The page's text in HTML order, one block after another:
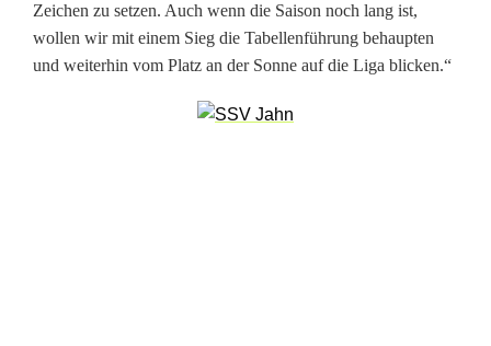
Zeichen zu setzen. Auch wenn die Saison noch lang ist,
wollen wir mit einem Sieg die Tabellenführung behaupten
und weiterhin vom Platz an der Sonne auf die Liga blicken.“